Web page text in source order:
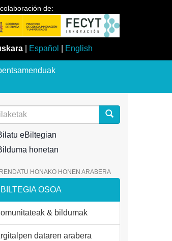
de:
Español English
eBiltegian
honetan
HONAKO HONEN ARABERA
OSOA
& bildumak
dataren arabera